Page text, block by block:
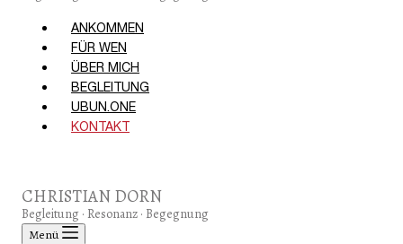
ANKOMMEN
FÜR WEN
ÜBER MICH
BEGLEITUNG
UBUN.ONE
KONTAKT
CHRISTIAN DORN
Begleitung · Resonanz · Begegnung
Menü